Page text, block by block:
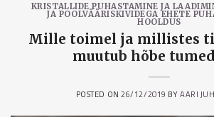
KRISTALLIDE PUHASTAMINE JA
JA POOLVÄÄRISKIVIDEGA EHETE
HOOLDUS
Mille toimel ja millistes
muutub hõbe
POSTED ON26/12/2019 BYAARI